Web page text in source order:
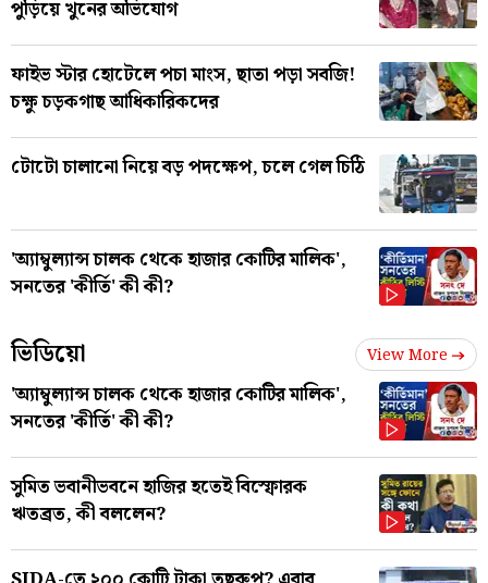
পুড়িয়ে খুনের অভিযোগ
ফাইভ স্টার হোটেলে পচা মাংস, ছাতা পড়া সবজি!
চক্ষু চড়কগাছ আধিকারিকদের
টোটো চালানো নিয়ে বড় পদক্ষেপ, চলে গেল চিঠি
'অ্যাম্বুল্যান্স চালক থেকে হাজার কোটির মালিক',
সনতের 'কীর্তি' কী কী?
ভিডিয়ো View More
'অ্যাম্বুল্যান্স চালক থেকে হাজার কোটির মালিক',
সনতের 'কীর্তি' কী কী?
সুমিত ভবানীভবনে হাজির হতেই বিস্ফোরক
ঋতব্রত, কী বললেন?